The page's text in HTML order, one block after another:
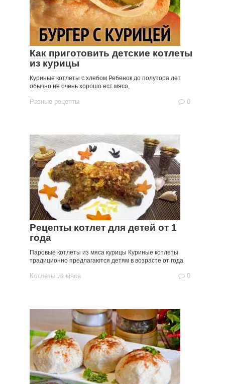
Как приготовить детские котлеты
из курицы
Куриные котлеты с хлебом Ребенок до полутора лет
обычно не очень хорошо ест мясо,
Разные рецепты 0
Рецепты котлет для детей от 1
года
Паровые котлеты из мяса курицы Куриные котлеты
традиционно предлагаются детям в возрасте от года
Котлеты из мяса 0